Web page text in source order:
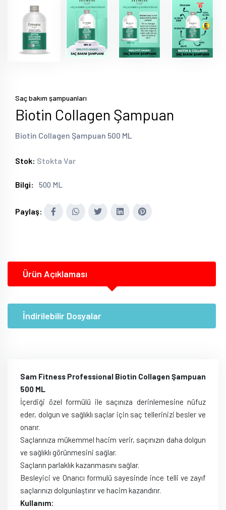
Saç bakım şampuanları
Biotin Collagen Şampuan
Biotin Collagen Şampuan 500 ML
Stok: Stokta Var
Bilgi: 500 ML
Paylaş:
Ürün Açıklaması
İndirilebilir Dosyalar
Sam Fitness Professional Biotin Collagen Şampuan
500 ML
İçerdiği özel formülü ile saçınıza derinlemesine nüfuz
eder, dolgun ve sağlıklı saçlar için saç tellerinizi besler ve
onarır.
Saçlarınıza mükemmel hacim verir, saçınızın daha dolgun
ve sağlıklı görünmesini sağlar.
Saçların parlaklık kazanmasını sağlar.
Besleyici ve Onarıcı formulü sayesinde ince telli ve zayıf
saçlarınızı dolgunlaştırır ve hacim kazandırır.
Kullanım: